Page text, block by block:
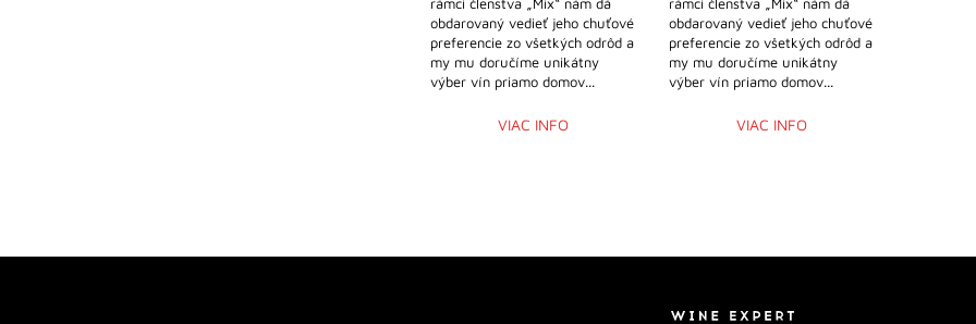
obdarovaný vedieť jeho chuťové
preferencie zo všetkých odrôd a
my mu doručíme unikátny
výber vín priamo domov...
VIAC INFO
obdarovaný vedieť jeho chuťové
preferencie zo všetkých odrôd a
my mu doručíme unikátny
výber vín priamo domov...
VIAC INFO